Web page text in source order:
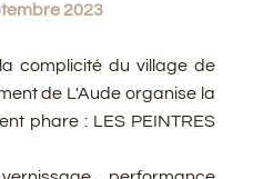
2023
complicité du village de
de L'Aude organise la
phare : LES PEINTRES